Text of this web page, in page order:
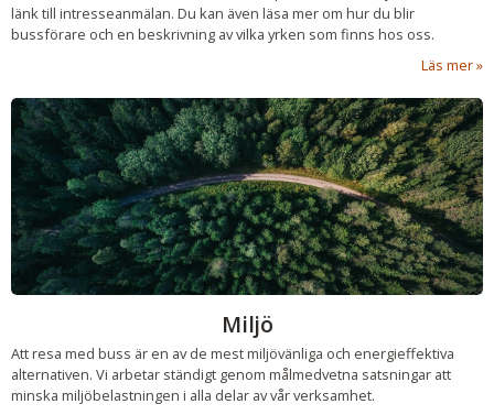
länk till intresseanmälan. Du kan även läsa mer om hur du blir
bussförare och en beskrivning av vilka yrken som finns hos oss.
Läs mer
Miljö
Att resa med buss är en av de mest miljövänliga och energieffektiva
alternativen. Vi arbetar ständigt genom målmedvetna satsningar att
minska miljöbelastningen i alla delar av vår verksamhet.